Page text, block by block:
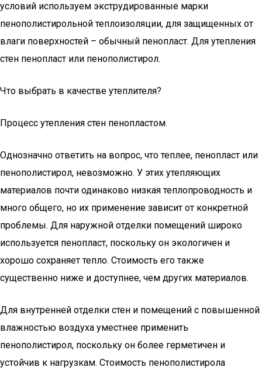
условий используем экструдированные марки
пенополистирольной теплоизоляции, для защищенных от
влаги поверхностей – обычный пенопласт. Для утепления
стен пенопласт или пенополистирол.
Что выбрать в качестве утеплителя?
Процесс утепления стен пенопластом.
Однозначно ответить на вопрос, что теплее, пенопласт или
пенополистирол, невозможно. У этих утепляющих
материалов почти одинаково низкая теплопроводность и
много общего, но их применение зависит от конкретной
проблемы. Для наружной отделки помещений широко
используется пенопласт, поскольку он экологичен и
хорошо сохраняет тепло. Стоимость его также
существенно ниже и доступнее, чем других материалов.
Для внутренней отделки стен и помещений с повышенной
влажностью воздуха уместнее применить
пенополистирол, поскольку он более герметичен и
устойчив к нагрузкам. Стоимость пенополистирола